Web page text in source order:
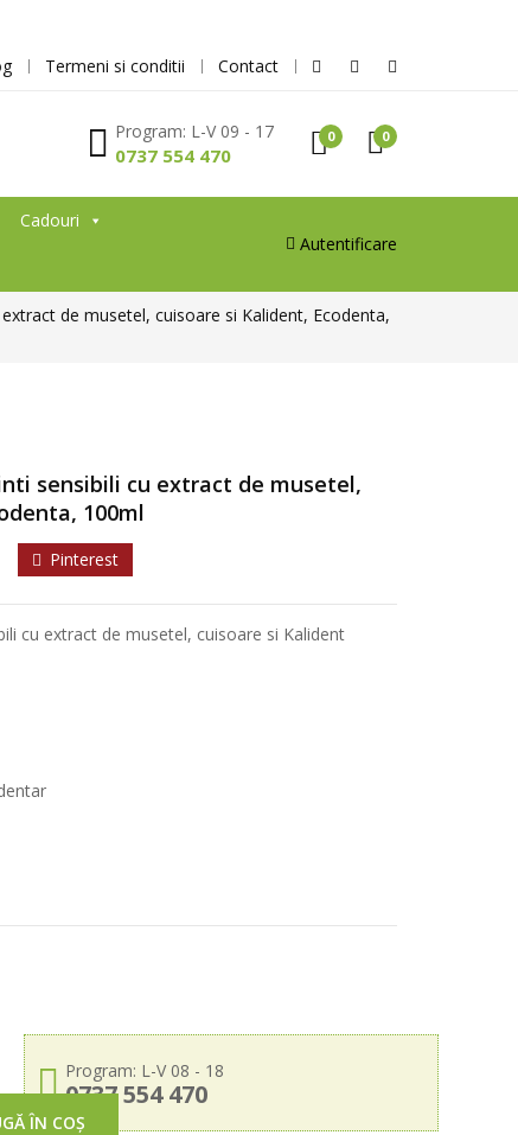
Termeni si conditii Contact
Program: L-V 09 - 17
0737 554 470
0 0
Cadouri
Autentificare
de musetel, cuisoare si Kalident, Ecodenta,
sensibili cu extract de musetel,
100ml
Pinterest
cu extract de musetel, cuisoare si Kalident
Program: L-V 08 - 18
0737 554 470
ÎN COȘ